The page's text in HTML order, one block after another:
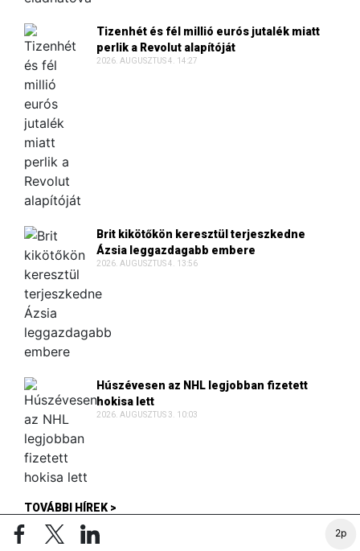
2p
Tizenhét és fél millió eurós jutalék miatt
perlik a Revolut alapítóját
2026. AUGUSZTUS 4. 14:27
Brit kikötőkön keresztül terjeszkedne
Ázsia leggazdagabb embere
2026. AUGUSZTUS 4. 13:56
Húszévesen az NHL legjobban fizetett
hokisa lett
2026. AUGUSZTUS 3. 10:03
TOVÁBBI HÍREK >